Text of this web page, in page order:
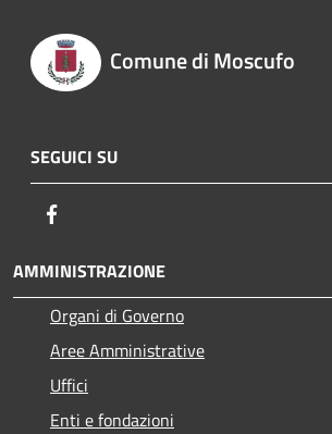
Comune di Moscufo
SEGUICI SU
AMMINISTRAZIONE
Organi di Governo
Aree Amministrative
Uffici
Enti e fondazioni